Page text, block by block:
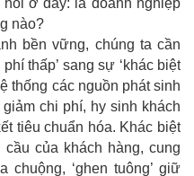
nào?
bền vững, chúng ta cần
thấp’ sang sự ‘khác biệt
thống các nguồn phát sinh
chi phí, hy sinh khách
tiêu chuẩn hóa. Khác biệt
của khách hàng, cung
chuộng, ‘ghen tuông’ giữ